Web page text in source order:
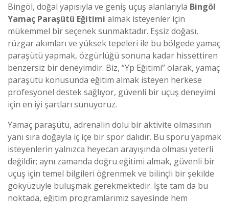
Bingöl, doğal yapısıyla ve geniş uçuş alanlarıyla Bingöl
Yamaç Paraşütü Eğitimi almak isteyenler için
mükemmel bir seçenek sunmaktadır. Eşsiz doğası,
rüzgar akımları ve yüksek tepeleri ile bu bölgede yamaç
paraşütü yapmak, özgürlüğü sonuna kadar hissettiren
benzersiz bir deneyimdir. Biz, “Yp Eğitimi” olarak, yamaç
paraşütü konusunda eğitim almak isteyen herkese
profesyonel destek sağlıyor, güvenli bir uçuş deneyimi
için en iyi şartları sunuyoruz.
Yamaç paraşütü, adrenalin dolu bir aktivite olmasının
yanı sıra doğayla iç içe bir spor dalıdır. Bu sporu yapmak
isteyenlerin yalnızca heyecan arayışında olması yeterli
değildir; aynı zamanda doğru eğitimi almak, güvenli bir
uçuş için temel bilgileri öğrenmek ve bilinçli bir şekilde
gökyüzüyle buluşmak gerekmektedir. İşte tam da bu
noktada, eğitim programlarımız sayesinde hem